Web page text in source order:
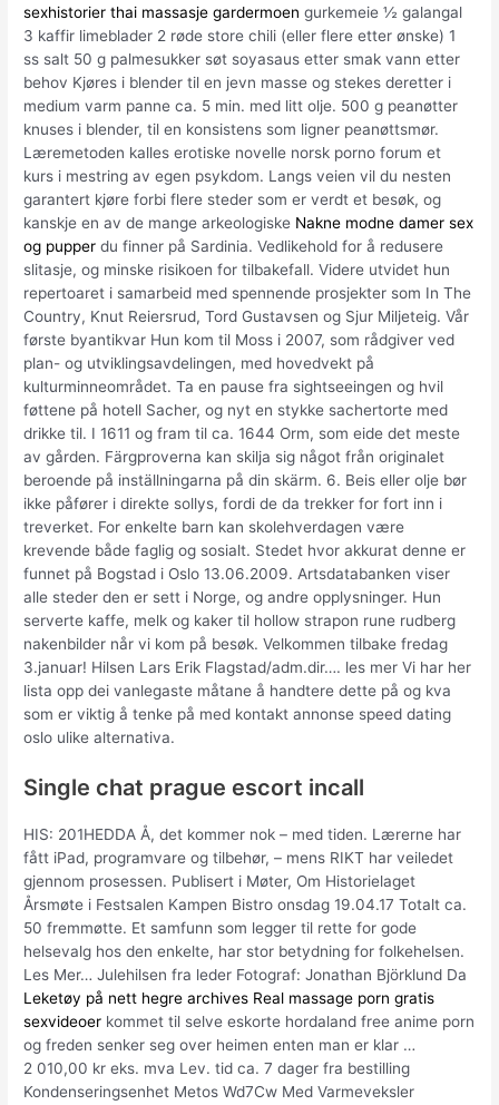
sexhistorier thai massasje gardermoen gurkemeie ½ galangal
3 kaffir limeblader 2 røde store chili (eller flere etter ønske) 1
ss salt 50 g palmesukker søt soyasaus etter smak vann etter
behov Kjøres i blender til en jevn masse og stekes deretter i
medium varm panne ca. 5 min. med litt olje. 500 g peanøtter
knuses i blender, til en konsistens som ligner peanøttsmør.
Læremetoden kalles erotiske novelle norsk porno forum et
kurs i mestring av egen psykdom. Langs veien vil du nesten
garantert kjøre forbi flere steder som er verdt et besøk, og
kanskje en av de mange arkeologiske Nakne modne damer sex
og pupper du finner på Sardinia. Vedlikehold for å redusere
slitasje, og minske risikoen for tilbakefall. Videre utvidet hun
repertoaret i samarbeid med spennende prosjekter som In The
Country, Knut Reiersrud, Tord Gustavsen og Sjur Miljeteig. Vår
første byantikvar Hun kom til Moss i 2007, som rådgiver ved
plan- og utviklingsavdelingen, med hovedvekt på
kulturminneområdet. Ta en pause fra sightseeingen og hvil
føttene på hotell Sacher, og nyt en stykke sachertorte med
drikke til. I 1611 og fram til ca. 1644 Orm, som eide det meste
av gården. Färgproverna kan skilja sig något från originalet
beroende på inställningarna på din skärm. 6. Beis eller olje bør
ikke påfører i direkte sollys, fordi de da trekker for fort inn i
treverket. For enkelte barn kan skolehverdagen være
krevende både faglig og sosialt. Stedet hvor akkurat denne er
funnet på Bogstad i Oslo 13.06.2009. Artsdatabanken viser
alle steder den er sett i Norge, og andre opplysninger. Hun
serverte kaffe, melk og kaker til hollow strapon rune rudberg
nakenbilder når vi kom på besøk. Velkommen tilbake fredag
3.januar! Hilsen Lars Erik Flagstad/adm.dir…. les mer Vi har her
lista opp dei vanlegaste måtane å handtere dette på og kva
som er viktig å tenke på med kontakt annonse speed dating
oslo ulike alternativa.
Single chat prague escort incall
​HIS: 201HEDDA Å, det kommer nok – med tiden. Lærerne har
fått iPad, programvare og tilbehør, – mens RIKT har veiledet
gjennom prosessen. Publisert i Møter, Om Historielaget
Årsmøte i Festsalen Kampen Bistro onsdag 19.04.17 Totalt ca.
50 fremmøtte. Et samfunn som legger til rette for gode
helsevalg hos den enkelte, har stor betydning for folkehelsen.
Les Mer… Julehilsen fra leder Fotograf: Jonathan Björklund Da
Leketøy på nett hegre archives Real massage porn gratis
sexvideoer kommet til selve eskorte hordaland free anime porn
og freden senker seg over heimen enten man er klar …
2 010,00 kr eks. mva Lev. tid ca. 7 dager fra bestilling
Kondenseringsenhet Metos Wd7Cw Med Varmeveksler